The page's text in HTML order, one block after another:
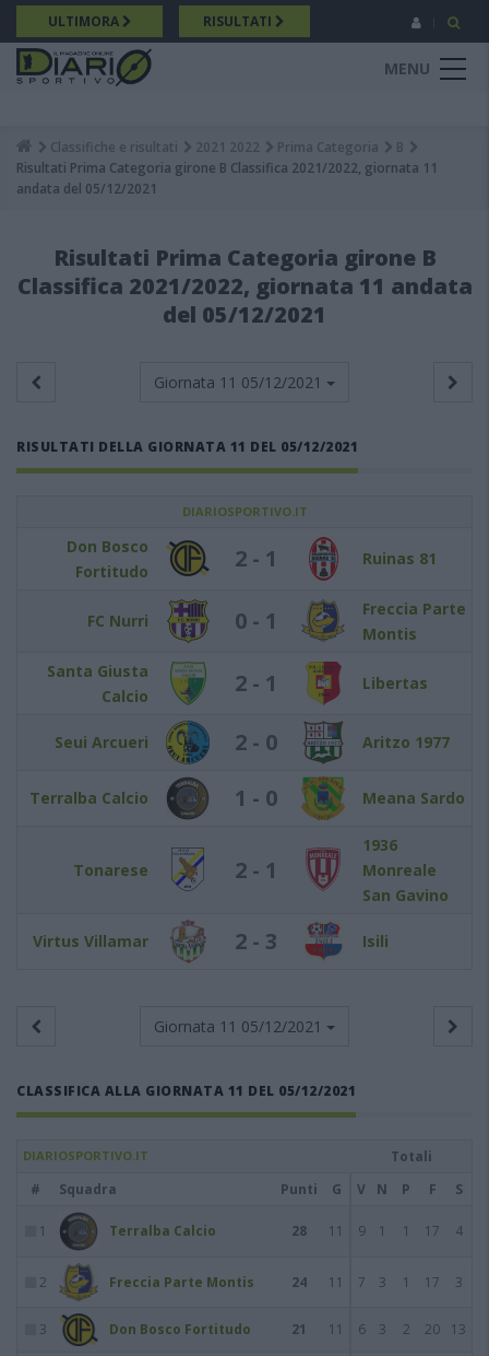
Salta
al
contenuto
principale
ULTIMORA RISULTATI
MENU
Breadcrumb
Classifiche e risultati 2021 2022 Prima Categoria
B
Risultati Prima Categoria girone B Classifica 2021/2022, giornata 11
andata del 05/12/2021
Risultati Prima Categoria girone B
Classifica 2021/2022, giornata 11 andata
del 05/12/2021
Giornata 11 05/12/2021
RISULTATI DELLA GIORNATA 11 DEL 05/12/2021
DIARIOSPORTIVO.IT
Don Bosco
Fortitudo
2 - 1 Ruinas 81
FC Nurri 0 - 1
Freccia Parte
Montis
Santa Giusta
Calcio
2 - 1 Libertas
Seui Arcueri 2 - 0 Aritzo 1977
Terralba Calcio 1 - 0 Meana Sardo
Tonarese 2 - 1
1936
Monreale
San Gavino
Virtus Villamar 2 - 3 Isili
Giornata 11 05/12/2021
CLASSIFICA ALLA GIORNATA 11 DEL 05/12/2021
DIARIOSPORTIVO.IT
Totali
#
Squadra Punti G V N P F S
1 Terralba Calcio 28 11 9 1 1 17 4
2 Freccia Parte Montis 24 11 7 3 1 17 3
3 Don Bosco Fortitudo 21 11 6 3 2 20 13